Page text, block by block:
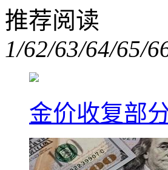
推荐阅读
1/62/63/64/65/6
金价收复部